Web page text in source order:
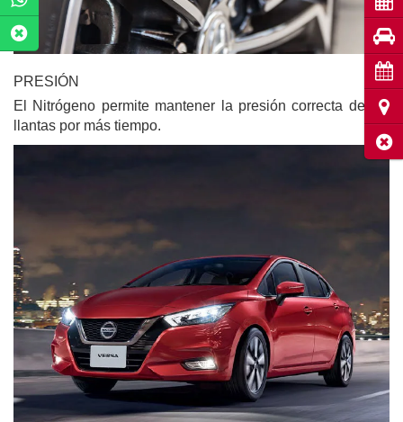
PRESIÓN
El Nitrógeno permite mantener la presión correcta de tus
llantas por más tiempo.